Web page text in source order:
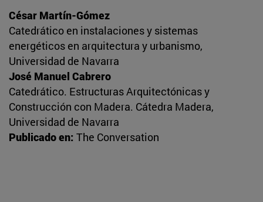
César Martín-Gómez
Catedrático en instalaciones y sistemas
energéticos en arquitectura y urbanismo,
Universidad de Navarra
José Manuel Cabrero
Catedrático. Estructuras Arquitectónicas y
Construcción con Madera. Cátedra Madera,
Universidad de Navarra
Publicado en: The Conversation